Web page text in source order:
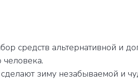
средств альтернативной и
зиму незабываемой и